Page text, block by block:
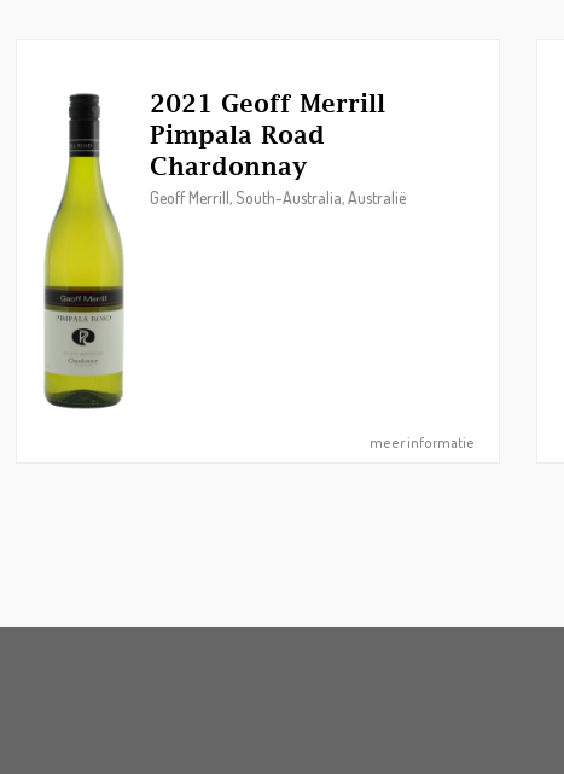
2021 Geoff Merrill
Pimpala Road
Chardonnay
Geoff Merrill, South-Australia, Australië
meer informatie